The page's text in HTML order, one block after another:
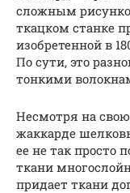
сложным
ткацком станке
изобретенной в
По сути, это
тонкими
Несмотря на
жаккарде
ее не так просто
ткани
придает ткани